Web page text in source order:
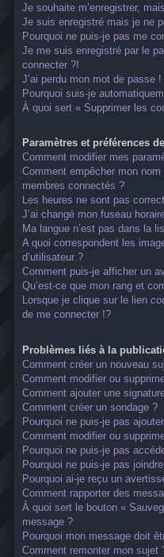
Je souhaite m’enregistrer,
Je suis enregistré mais je ne
Pourquoi ne puis-je pas me
Je me suis enregistré par le
connecter ?!
J’ai perdu mon mot de passe !
Pourquoi suis-je
À quoi sert « Supprimer les
Paramètres et préférences
Comment modifier mes
Comment empêcher mon
membres connectés ?
Les heures ne sont pas
J’ai changé mon fuseau
Ma langue n’est pas dans la
A quoi correspondent les
d’utilisateur ?
Comment puis-je afficher un
Qu’est-ce que mon rang et
Lorsque je clique sur le lien
de me connecter !?
Problèmes liés à la
Comment créer un nouveau
Comment modifier ou
Comment ajouter une
Comment créer un sondage ?
Pourquoi ne puis-je pas
Comment modifier ou
Pourquoi ne puis-je pas
Pourquoi ne puis-je pas
Pourquoi ai-je reçu un
Comment rapporter des
À quoi sert le bouton «
message ?
Pourquoi mon message doit
Comment remonter mon sujet